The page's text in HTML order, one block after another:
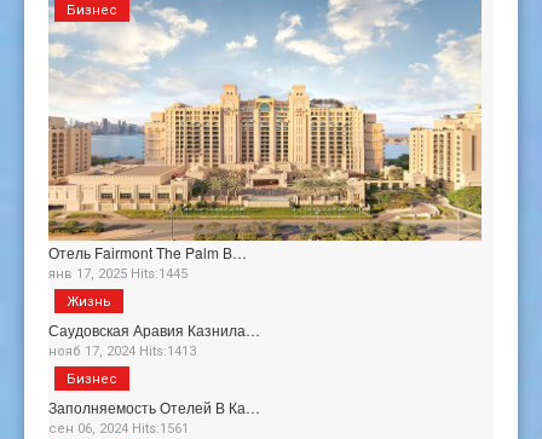
Отель Fairmont The Palm В…
янв 17, 2025 Hits:1445
Бизнес
Саудовская Аравия Казнила…
нояб 17, 2024 Hits:1413
Жизнь
Заполняемость Отелей В Ка…
сен 06, 2024 Hits:1561
Бизнес